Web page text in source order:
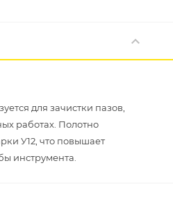
для зачистки пазов,
работах. Полотно
У12, что повышает